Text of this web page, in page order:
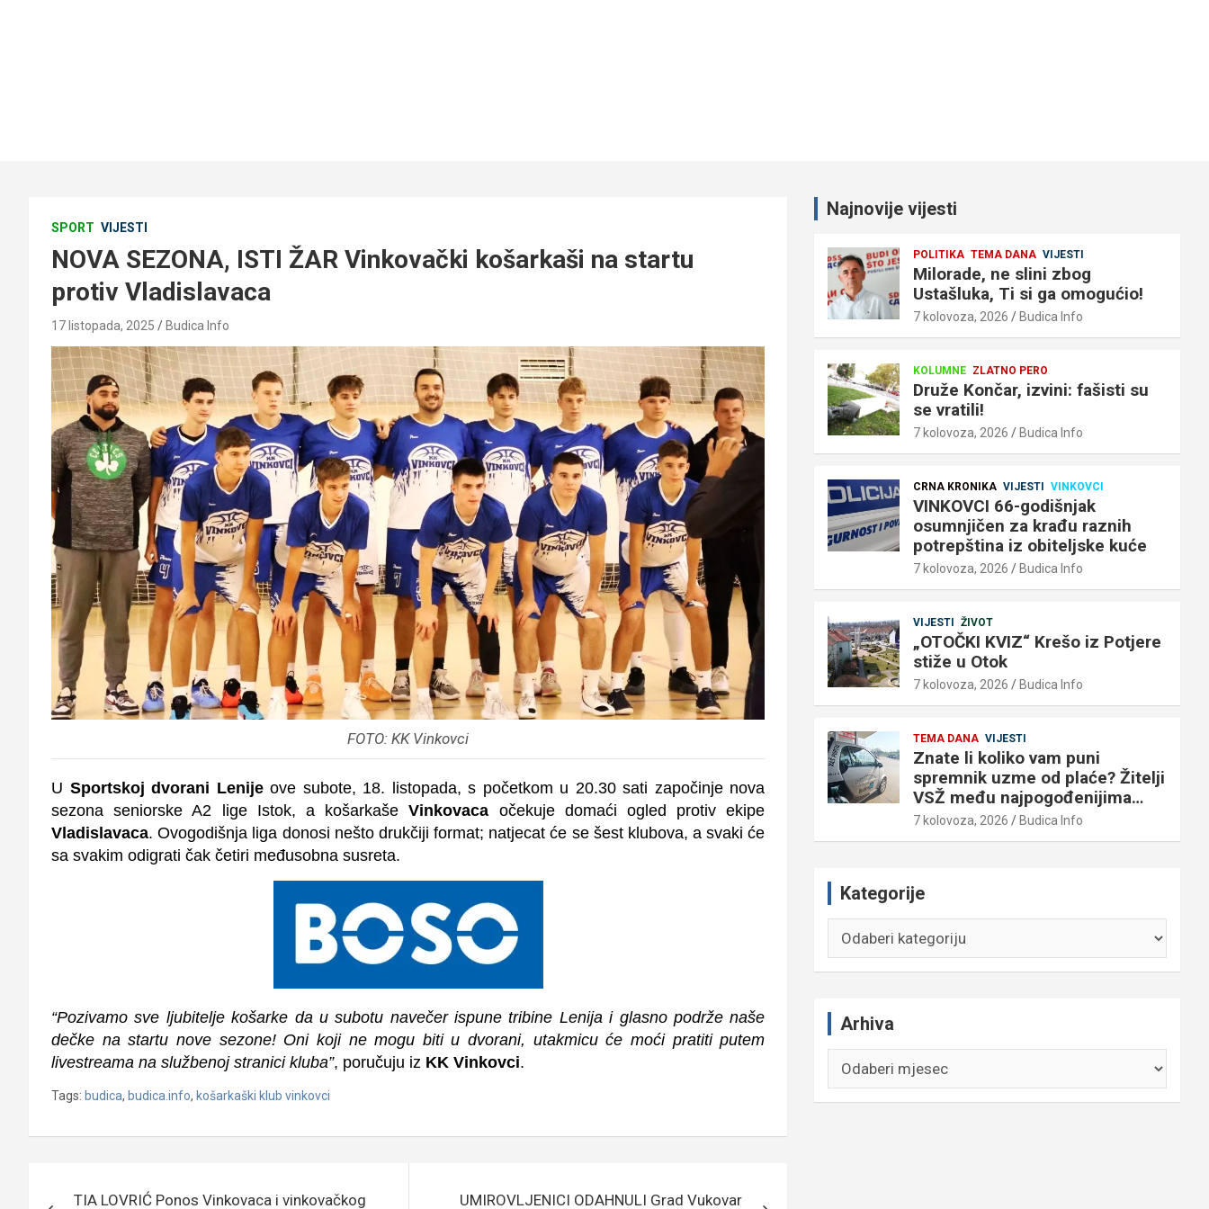
SPORT VIJESTI
NOVA SEZONA, ISTI ŽAR Vinkovački košarkaši na startu
protiv Vladislavaca
17 listopada, 2025 Budica Info
FOTO: KK Vinkovci
U Sportskoj dvorani Lenijeove subote, 18. listopada, s početkom u 20.30 sati započinje nova
sezona seniorske A2 lige Istok, a košarkašeVinkovaca očekuje domaći ogled protiv ekipe
Vladislavaca.Ovogodišnja liga donosi nešto drukčiji format; natjecat će se šest klubova, a svaki će
sa svakim odigrati čak četiri međusobna susreta.
“Pozivamo sve ljubitelje košarke da u subotu navečer ispune tribine Lenija i glasno podrže naše
dečke na startu nove sezone! Oni koji ne mogu biti u dvorani, utakmicu će moći pratitiputem
livestreama na službenoj stranici kluba”, poručuju iz KK Vinkovci.
Tags: budica, budica.info, košarkaški klub vinkovci
TIA LOVRIĆ Ponos Vinkovaca i vinkovačkog
UMIROVLJENICI ODAHNULI Grad Vukovar
Najnovije vijesti
POLITIKA TEMA DANA VIJESTI
Milorade, ne slini zbog
Ustašluka, Ti si ga omogućio!
7 kolovoza, 2026 Budica Info
KOLUMNE ZLATNO PERO
Druže Končar, izvini: fašisti su
se vratili!
7 kolovoza, 2026 Budica Info
CRNA KRONIKA VIJESTI VINKOVCI
VINKOVCI 66-godišnjak
osumnjičen za krađu raznih
potrepština iz obiteljske kuće
7 kolovoza, 2026 Budica Info
VIJESTI ŽIVOT
„OTOČKI KVIZ“ Krešo iz Potjere
stiže u Otok
7 kolovoza, 2026 Budica Info
TEMA DANA VIJESTI
Znate li koliko vam puni
spremnik uzme od plaće? Žitelji
VSŽ među najpogođenijima…
7 kolovoza, 2026 Budica Info
Kategorije
Arhiva